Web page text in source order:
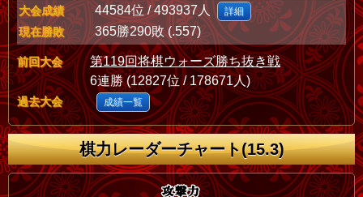
大会成績 44584位 / 493937人 詳細
現在勝敗 365勝290敗 (.557)
前回大会
第119回将棋ウォーズ勝ち抜き戦
6連勝 (12827位 / 178671人)
過去大会 成績一覧
棋力レーダーチャート(15.3)